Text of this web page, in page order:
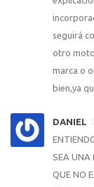
seguirá
otro
marca o
bien,ya
DANIEL
SEA UNA
QUE NO